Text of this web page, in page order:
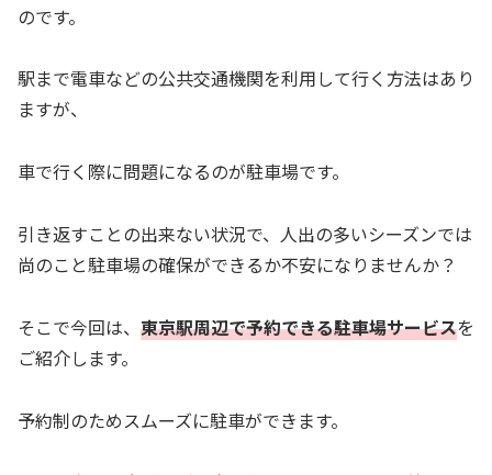
のです。
駅まで電車などの公共交通機関を利用して行く方法はあり
ますが、
車で行く際に問題になるのが駐車場です。
引き返すことの出来ない状況で、人出の多いシーズンでは
尚のこと駐車場の確保ができるか不安になりませんか？
そこで今回は、 東京駅周辺で予約できる駐車場サービスを
ご紹介します。
予約制のためスムーズに駐車ができます。